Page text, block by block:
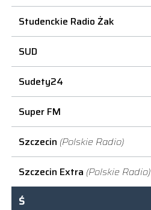
Studenckie Radio Żak
SUD
Sudety24
Super FM
Szczecin (Polskie Radio)
Szczecin Extra (Polskie Radio)
Ś